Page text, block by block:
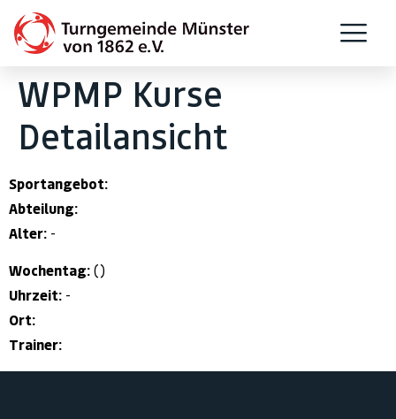
WPMP Kurse
Detailansicht
Sportangebot:
Abteilung:
Alter: -
Wochentag: ()
Uhrzeit: -
Ort:
Trainer: